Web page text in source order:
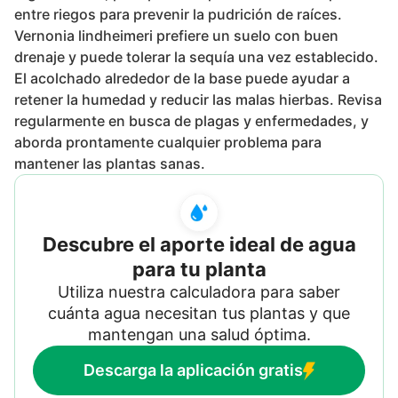
entre riegos para prevenir la pudrición de raíces.
Vernonia lindheimeri prefiere un suelo con buen
drenaje y puede tolerar la sequía una vez establecido.
El acolchado alrededor de la base puede ayudar a
retener la humedad y reducir las malas hierbas. Revisa
regularmente en busca de plagas y enfermedades, y
aborda prontamente cualquier problema para
mantener las plantas sanas.
Descubre el aporte ideal de agua
para tu planta
Utiliza nuestra calculadora para saber
cuánta agua necesitan tus plantas y que
mantengan una salud óptima.
Descarga la aplicación gratis